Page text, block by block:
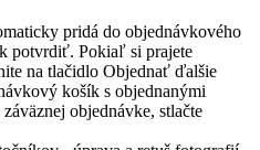
pridá do objednávkového
potvrdiť. Pokiaľ si prajete
na tlačidlo Objednať ďalšie
košík s objednanými
objednávke, stlačte